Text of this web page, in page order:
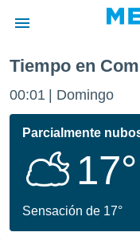
de
ha
que se
calidad.
a este
las
Tiempo en
00:01 Domingo
Parcialmente
17°
Sensación de 17°